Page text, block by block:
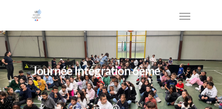
Journée Intégration 6ème